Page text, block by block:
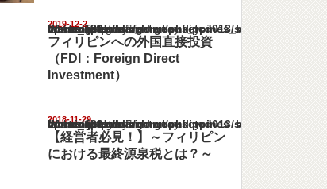
2019-12-2
Warning
: Undefined array key "show_category" in
/home/netst/kuno-cpa.co.jp/public_html/philippines_blog/wp-content/themes/gorgeous_tcd013/single.php
on line183
フィリピンへの外国直接投資
（FDI：Foreign Direct
Investment）
2018-11-29
Warning
: Undefined array key "show_category" in
/home/netst/kuno-cpa.co.jp/public_html/philippines_blog/wp-content/themes/gorgeous_tcd013/single.php
on line183
【経営者必見！】～フィリピン
における最終源泉税とは？～